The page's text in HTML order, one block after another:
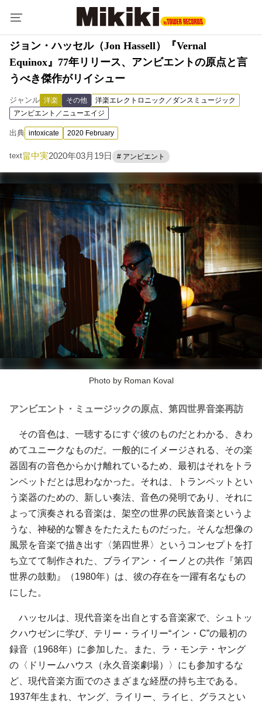
ジョン・ハッセル（Jon Hassell）『Vernal
Equinox』77年リリース、アンビエントの原点と言
うべき傑作がリイシュー
ジャンル 洋楽 その他
洋楽エレクトロニック／ダンスミュージック
アンビエント／ニューエイジ
出典 intoxicate 2020 February
text畠中実2020年03月19日 # アンビエント
Photo by Roman Koval
アンビエント・ミュージックの原点、第四世界音楽再訪
その音色は、一聴するにすぐ彼のものだとわかる、きわ
めてユニークなものだ。一般的にイメージされる、その楽
器固有の音色からかけ離れているため、最初はそれをトラ
ンペットだとは思わなかった。それは、トランペットとい
う楽器のための、新しい奏法、音色の発明であり、それに
よって演奏される音楽は、架空の世界の民族音楽というよ
うな、神秘的な響きをたたえたものだった。そんな想像の
風景を音楽で描き出す〈第四世界〉というコンセプトを打
ち立てて制作された、ブライアン・イーノとの共作『第四
世界の鼓動』（1980年）は、彼の存在を一躍有名なもの
にした。
ハッセルは、現代音楽を出自とする音楽家で、シュトッ
クハウゼンに学び、テリー・ライリー“イン・C”の最初の
録音（1968年）に参加した。また、ラ・モンテ・ヤング
の〈ドリームハウス（永久音楽劇場）〉にも参加するな
ど、現代音楽方面でのさまざまな経歴の持ち主である。
1937年生まれ、ヤング、ライリー、ライヒ、グラスとい